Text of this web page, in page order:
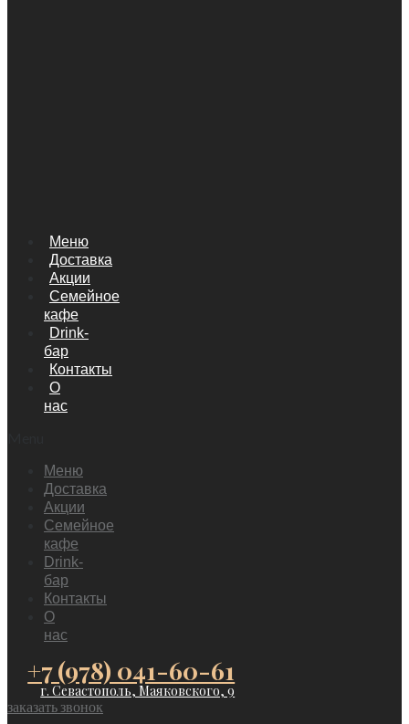
Меню
Доставка
Акции
Семейное
кафе
Drink-
бар
Контакты
О
нас
Меню
Доставка
Акции
Семейное
кафе
Drink-
бар
Контакты
О
нас
+7 (978) 041-60-61
г. Севастополь, Маяковского, 9
заказать звонок